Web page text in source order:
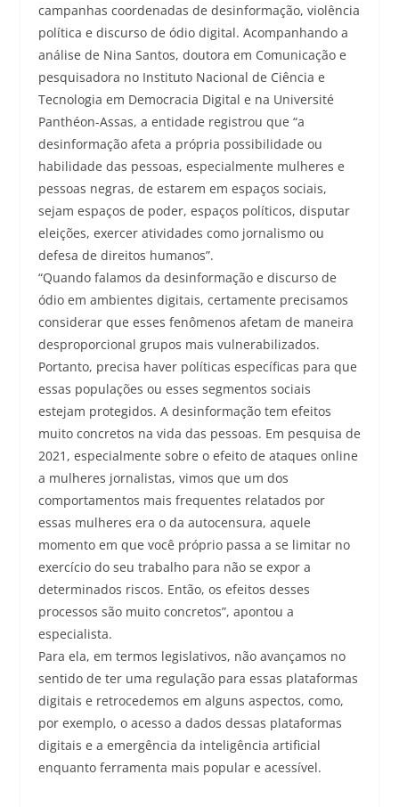
campanhas coordenadas de desinformação, violência
política e discurso de ódio digital. Acompanhando a
análise de Nina Santos, doutora em Comunicação e
pesquisadora no Instituto Nacional de Ciência e
Tecnologia em Democracia Digital e na Université
Panthéon-Assas, a entidade registrou que “a
desinformação afeta a própria possibilidade ou
habilidade das pessoas, especialmente mulheres e
pessoas negras, de estarem em espaços sociais,
sejam espaços de poder, espaços políticos, disputar
eleições, exercer atividades como jornalismo ou
defesa de direitos humanos”.
“Quando falamos da desinformação e discurso de
ódio em ambientes digitais, certamente precisamos
considerar que esses fenômenos afetam de maneira
desproporcional grupos mais vulnerabilizados.
Portanto, precisa haver políticas específicas para que
essas populações ou esses segmentos sociais
estejam protegidos. A desinformação tem efeitos
muito concretos na vida das pessoas. Em pesquisa de
2021, especialmente sobre o efeito de ataques online
a mulheres jornalistas, vimos que um dos
comportamentos mais frequentes relatados por
essas mulheres era o da autocensura, aquele
momento em que você próprio passa a se limitar no
exercício do seu trabalho para não se expor a
determinados riscos. Então, os efeitos desses
processos são muito concretos”, apontou a
especialista.
Para ela, em termos legislativos, não avançamos no
sentido de ter uma regulação para essas plataformas
digitais e retrocedemos em alguns aspectos, como,
por exemplo, o acesso a dados dessas plataformas
digitais e a emergência da inteligência artificial
enquanto ferramenta mais popular e acessível.